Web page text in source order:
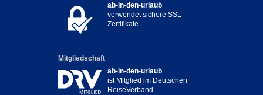
ab-in-den-urlaub
verwendet sichere SSL-
Zertifikate
Mitgliedschaft
ab-in-den-urlaub
ist Mitglied im Deutschen
ReiseVerband